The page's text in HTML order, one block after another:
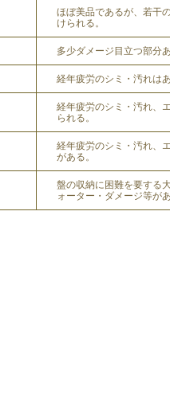
ほぼ美品であるが、若干
けられる。
多少ダメージ目立つ部分
経年疲労のシミ・汚れは
経年疲労のシミ・汚れ、
られる。
経年疲労のシミ・汚れ、
がある。
盤の収納に困難を要する
ォーター・ダメージ等があ